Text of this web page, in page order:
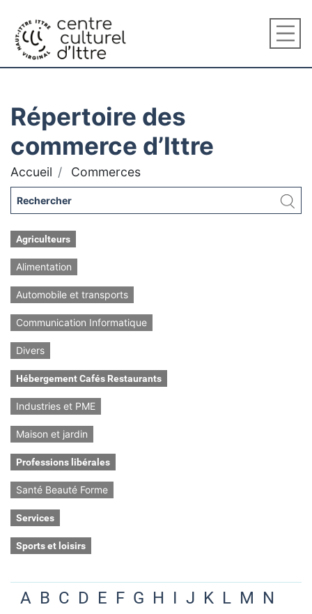
Répertoire des
commerce d’Ittre
Accueil Commerces
Agriculteurs
Alimentation
Automobile et transports
Communication Informatique
Divers
Hébergement Cafés Restaurants
Industries et PME
Maison et jardin
Professions libérales
Santé Beauté Forme
Services
Sports et loisirs
A B C D E F G H I J K L M N